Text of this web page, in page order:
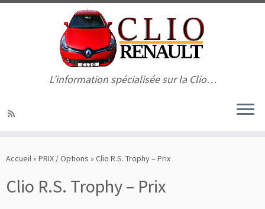
au
L'information spécialisée sur la Clio…
Accueil» PRIX / Options » Clio R.S. Trophy – Prix
Clio R.S. Trophy – Prix